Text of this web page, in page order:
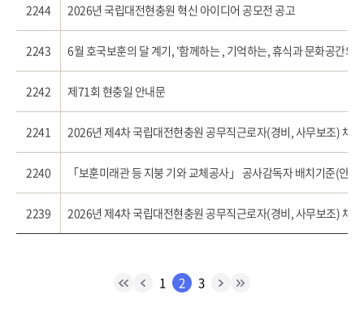
2244 2026년 국립대전현충원 혁신 아이디어 공모전 공고
2243 6월 호국보훈의 달 계기, '함께하는 , 기억하는, 휴식과 문화공간의
2242 제71회 현충일 안내문
2241
2240 「보훈미래관 등 지붕 기와 교체공사」 공사감독자 배치기준(안)
2239
1 2 3